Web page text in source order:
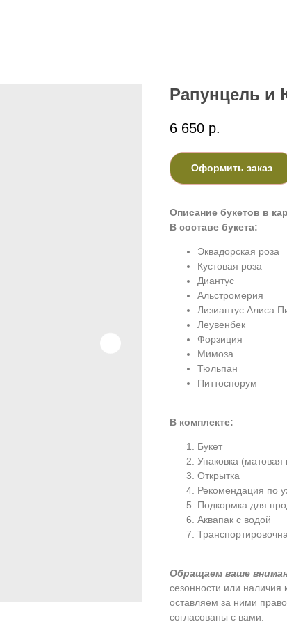
Рапунцель и
6 650 р.
Оформить заказ
Описание букетов в
В составе букета:
Эквадорская роза
Кустовая роза
Диантус
Альстромерия
Лизиантус Алиса
Леувенбек
Форзиция
Мимоза
Тюльпан
Питтоспорум
В комплекте:
Букет
Упаковка (матовая
Открытка
Рекомендация по
Подкормка для
Аквапак с водой
Обращаем ваше
сезонности или
оставляем за ними
согласованы с вами.